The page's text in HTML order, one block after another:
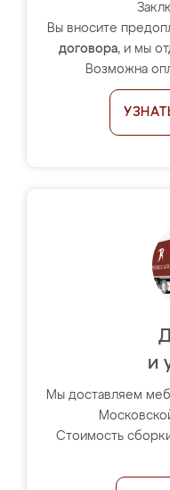
Вы вносите
договора, и мы
Возможна
и
Мы доставляем
Стоимость